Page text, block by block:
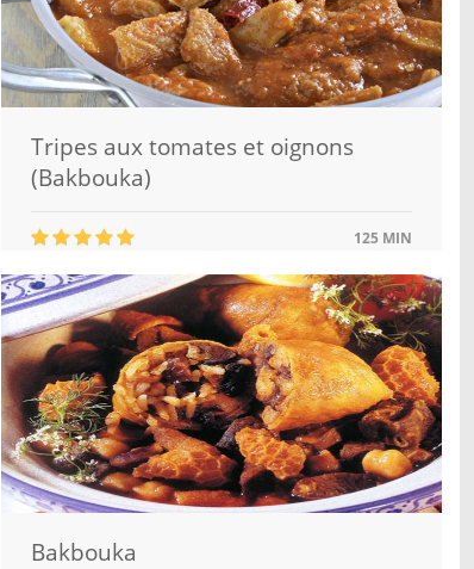
Tripes aux tomates et oignons
(Bakbouka)
125 MIN
Bakbouka